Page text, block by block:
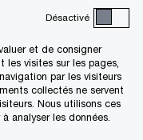
Désactivé
et de consigner
les visites sur les pages,
par les visiteurs
collectés ne servent
Nous utilisons ces
analyser les données.